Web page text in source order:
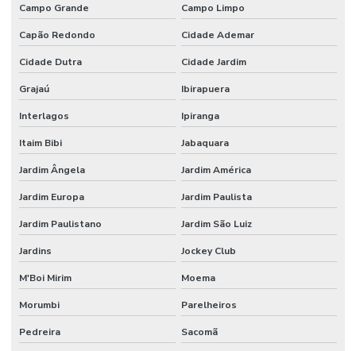
Campo Grande Campo Limpo
Capão Redondo Cidade Ademar
Cidade Dutra Cidade Jardim
Grajaú Ibirapuera
Interlagos Ipiranga
Itaim Bibi Jabaquara
Jardim Ângela Jardim América
Jardim Europa Jardim Paulista
Jardim Paulistano Jardim São Luiz
Jardins Jockey Club
M'Boi Mirim Moema
Morumbi Parelheiros
Pedreira Sacomã